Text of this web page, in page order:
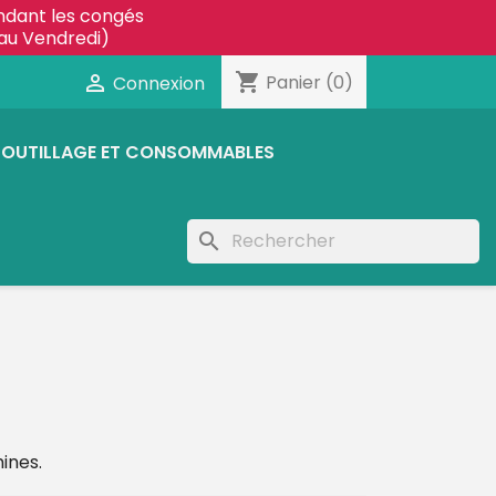
les congés
Vendredi)
 Connexion shopping_cart Panier (0)
OUTILLAGE ET CONSOMMABLES
search